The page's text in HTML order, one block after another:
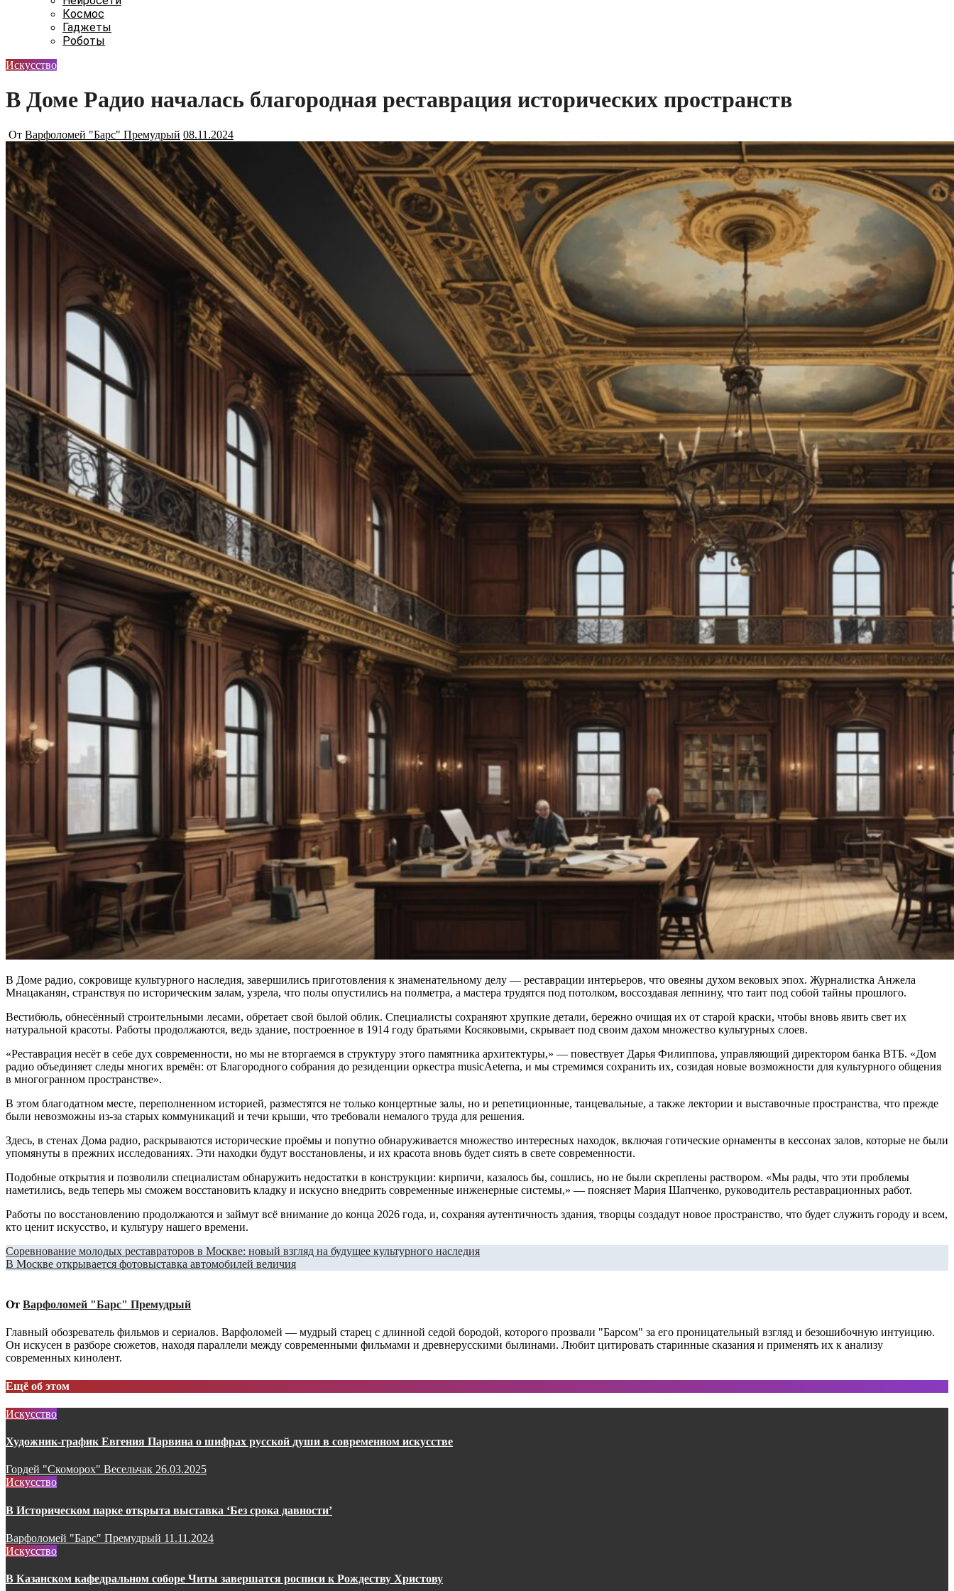
Космос
Гаджеты
Роботы
Искусство
В Доме Радио началась благородная реставрация исторических пространств
От Варфоломей "Барс" Премудрый 08.11.2024
В Доме радио, сокровище культурного наследия, завершились приготовления к знаменательному делу — реставрации интерьеров, что овеяны духом вековых эпох. Журналистка Анжела
Мнацаканян, странствуя по историческим залам, узрела, что полы опустились на полметра, а мастера трудятся под потолком, воссоздавая лепнину, что таит под собой тайны прошлого.
Вестибюль, обнесённый строительными лесами, обретает свой былой облик. Специалисты сохраняют хрупкие детали, бережно очищая их от старой краски, чтобы вновь явить свет их
натуральной красоты. Работы продолжаются, ведь здание, построенное в 1914 году братьями Косяковыми, скрывает под своим дахом множество культурных слоев.
«Реставрация несёт в себе дух современности, но мы не вторгаемся в структуру этого памятника архитектуры,» — повествует Дарья Филиппова, управляющий директором банка ВТБ. «Дом
радио объединяет следы многих времён: от Благородного собрания до резиденции оркестра musicAeterna, и мы стремимся сохранить их, созидая новые возможности для культурного общения
в многогранном пространстве».
В этом благодатном месте, переполненном историей, разместятся не только концертные залы, но и репетиционные, танцевальные, а также лектории и выставочные пространства, что прежде
были невозможны из-за старых коммуникаций и течи крыши, что требовали немалого труда для решения.
Здесь, в стенах Дома радио, раскрываются исторические проёмы и попутно обнаруживается множество интересных находок, включая готические орнаменты в кессонах залов, которые не были
упомянуты в прежних исследованиях. Эти находки будут восстановлены, и их красота вновь будет сиять в свете современности.
Подобные открытия и позволили специалистам обнаружить недостатки в конструкции: кирпичи, казалось бы, сошлись, но не были скреплены раствором. «Мы рады, что эти проблемы
наметились, ведь теперь мы сможем восстановить кладку и искусно внедрить современные инженерные системы,» — поясняет Мария Шапченко, руководитель реставрационных работ.
Работы по восстановлению продолжаются и займут всё внимание до конца 2026 года, и, сохраняя аутентичность здания, творцы создадут новое пространство, что будет служить городу и всем,
кто ценит искусство, и культуру нашего времени.
Навигация
по
Соревнование молодых реставраторов в Москве: новый взгляд на будущее культурного наследия
В Москве открывается фотовыставка автомобилей величия
От Варфоломей "Барс" Премудрый
Главный обозреватель фильмов и сериалов. Варфоломей — мудрый старец с длинной седой бородой, которого прозвали "Барсом" за его проницательный взгляд и безошибочную интуицию.
Он искусен в разборе сюжетов, находя параллели между современными фильмами и древнерусскими былинами. Любит цитировать старинные сказания и применять их к анализу
современных кинолент.
Ещё об этом
Искусство
Художник-график Евгения Парвина о шифрах русской души в современном искусстве
Гордей "Скоморох" Весельчак 26.03.2025
Искусство
В Историческом парке открыта выставка ‘Без срока давности’
Варфоломей "Барс" Премудрый 11.11.2024
Искусство
В Казанском кафедральном соборе Читы завершатся росписи к Рождеству Христову